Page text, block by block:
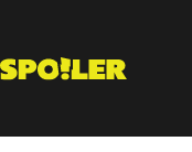
contenido